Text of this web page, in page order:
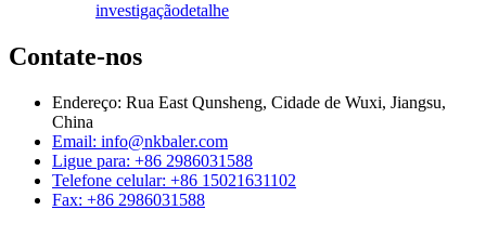
investigaçãodetalhe
Contate-nos
Endereço: Rua East Qunsheng, Cidade de Wuxi, Jiangsu,
China
Email: info@nkbaler.com
Ligue para: +86 2986031588
Telefone celular: +86 15021631102
Fax: +86 2986031588